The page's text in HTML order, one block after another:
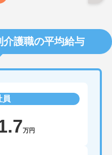
護職の平均給与
員
万円